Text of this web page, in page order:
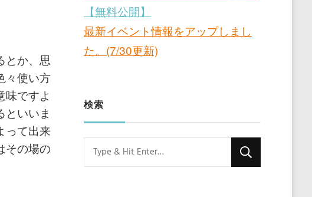
とか、思
々使い方
味ですよ
といいま
って出来
その場の
【無料公開】
最新イベント情報をアップしまし
た。(7/30更新)
検索
Looking
for